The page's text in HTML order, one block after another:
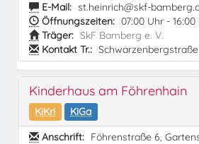
E-Mail: st.heinrich@skf-
Öffnungszeiten: 07:00 Uhr - 16:00
Träger: SkF Bamberg e. V.
Kontakt Tr.:
Kinderhaus am Föhrenhain
KiKri
KiGa
Anschrift: Föhrenstraße 6,